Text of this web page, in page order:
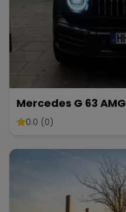
Mercedes G 63 AMG
0.0 (0)